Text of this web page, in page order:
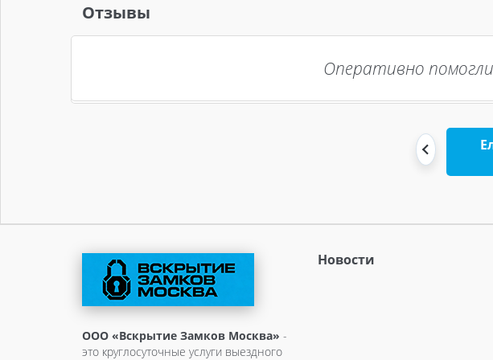
Отзывы
Оперативно
ООО «Вскрытие Замков Москва» -
это круглосуточные услуги выездного
Новости